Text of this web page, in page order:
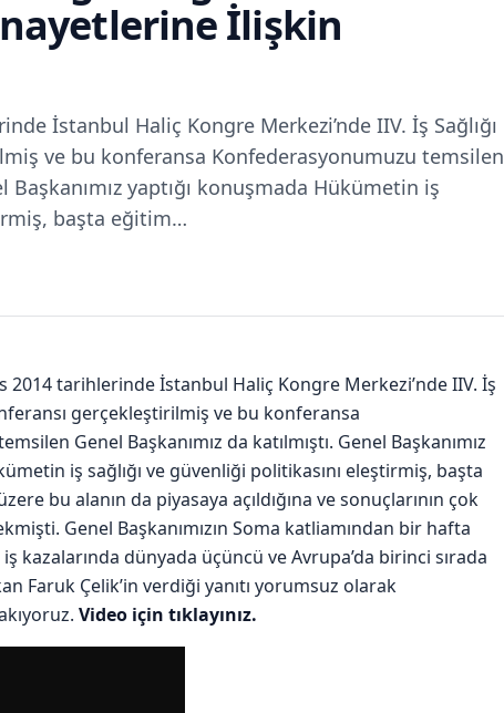
İlişkin
İstanbul Haliç Kongre Merkezi’nde IIV. İş Sağlığı
ve bu konferansa Konfederasyonumuzu temsilen
Başkanımız yaptığı konuşmada Hükümetin iş
başta eğitim…
2014 tarihlerinde İstanbul Haliç Kongre Merkezi’nde IIV. İş
gerçekleştirilmiş ve bu konferansa
Genel Başkanımız da katılmıştı. Genel Başkanımız
iş sağlığı ve güvenliği politikasını eleştirmiş, başta
bu alanın da piyasaya açıldığına ve sonuçlarının çok
Genel Başkanımızın Soma katliamından bir hafta
kazalarında dünyada üçüncü ve Avrupa’da birinci sırada
Faruk Çelik’in verdiği yanıtı yorumsuz olarak
Video için tıklayınız.